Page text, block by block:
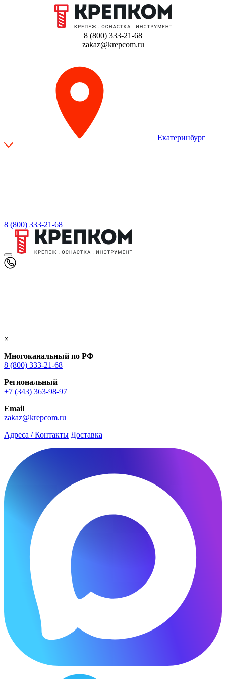
8 (800) 333-21-68
zakaz@krepcom.ru
Екатеринбург
8 (800) 333-21-68
×
Многоканальный по РФ
8 (800) 333‑21-68
Региональный
+7 (343) 363-98-97
Email
zakaz@krepcom.ru
Адреса / Контакты Доставка